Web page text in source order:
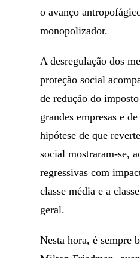
o avanço
monopolizador.
A desregulação dos
proteção social
de redução do
grandes empresas e
hipótese de que
social mostraram-se,
regressivas com
classe média e a
geral.
Nesta hora, é sempre